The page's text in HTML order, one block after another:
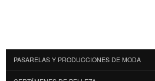
PASARELAS Y PRODUCCIONES DE MODA